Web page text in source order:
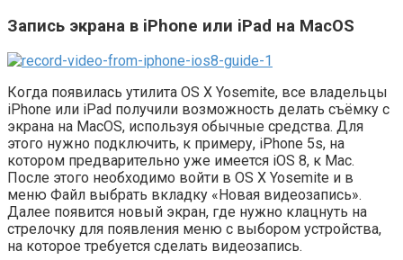
Запись экрана в iPhone или iPad на MacOS
Когда появилась утилита OS X Yosemite, все владельцы
iPhone или iPad получили возможность делать съёмку с
экрана на MacOS, используя обычные средства. Для
этого нужно подключить, к примеру, iPhone 5s, на
котором предварительно уже имеется iOS 8, к Mac.
После этого необходимо войти в OS X Yosemite и в
меню Файл выбрать вкладку «Новая видеозапись».
Далее появится новый экран, где нужно клацнуть на
стрелочку для появления меню с выбором устройства,
на которое требуется сделать видеозапись.